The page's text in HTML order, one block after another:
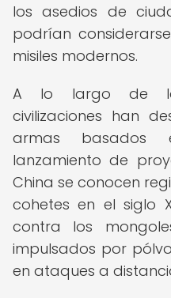
los asedios de
podrían
misiles modernos.
A lo largo de la
civilizaciones han
armas
lanzamiento de
China se conocen
cohetes en el siglo
contra los
impulsados por
en ataques a